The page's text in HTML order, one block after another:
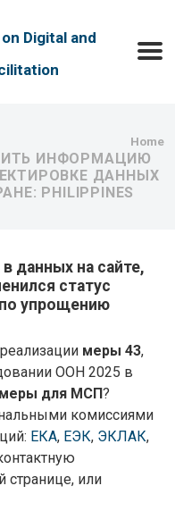
Digital and
Home
ИНФОРМАЦИЮ
ДАННЫХ
PHILIPPINES
данных на сайте,
статус
упрощению
меры 43,
ООН 2025 в
для МСП?
комиссиями
ЕКА, ЕЭК, ЭКЛАК,
странице, или